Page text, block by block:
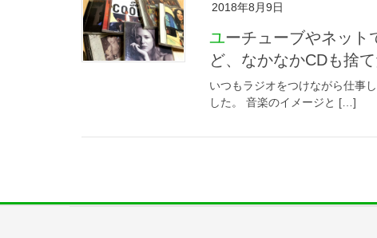
2018年8月9日
ユーチューブやネットでダウンロードして音楽聞くのもいいけれ
ど、なかなかCDも捨
いつもラジオをつけながら仕事
した。 音楽のイメージと […]